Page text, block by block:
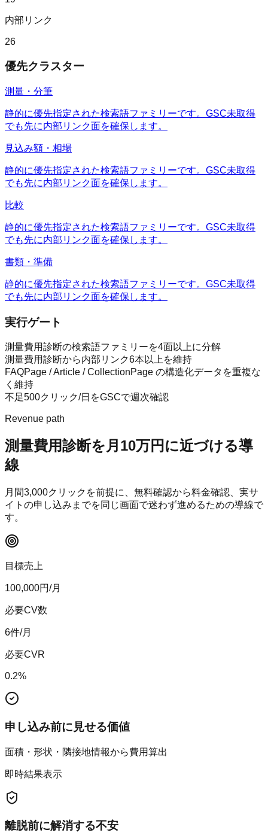
内部リンク
26
優先クラスター
測量・分筆
静的に優先指定された検索語ファミリーです。GSC未取得
でも先に内部リンク面を確保します。
見込み額・相場
静的に優先指定された検索語ファミリーです。GSC未取得
でも先に内部リンク面を確保します。
比較
静的に優先指定された検索語ファミリーです。GSC未取得
でも先に内部リンク面を確保します。
書類・準備
静的に優先指定された検索語ファミリーです。GSC未取得
でも先に内部リンク面を確保します。
実行ゲート
測量費用診断の検索語ファミリーを4面以上に分解
測量費用診断から内部リンク6本以上を維持
FAQPage / Article / CollectionPage の構造化データを重複な
く維持
不足500クリック/日をGSCで週次確認
Revenue path
測量費用診断を月10万円に近づける導
線
月間3,000クリックを前提に、無料確認から料金確認、実サ
イトの申し込みまでを同じ画面で迷わず進めるための導線で
す。
目標売上
100,000円/月
必要CV数
6件/月
必要CVR
0.2%
申し込み前に見せる価値
面積・形状・隣接地情報から費用算出
即時結果表示
離脱前に解消する不安